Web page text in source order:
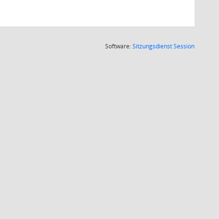
Software:SitzungsdienstSession(Wird in